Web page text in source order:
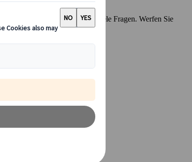
planen, haben Sie sicher viele Fragen. Werfen Sie